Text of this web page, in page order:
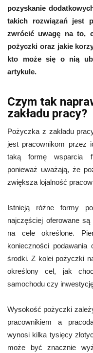
pozyskanie
takich rozwiązań jest
zwrócić uwagę na to,
pożyczki oraz jakie
kto może się o nią
artykule.
Czym tak
zakładu pracy?
Pożyczka z zakładu
jest pracownikom przez
taką formę wsparcia
ponieważ uważają, że
zwiększa lojalność
Istnieją różne formy
najczęściej oferowane
na cele określone.
konieczności
środki. Z kolei pożyczki
określony cel, jak
samochodu czy
Wysokość pożyczki
pracownikiem a
wynosi kilka tysięcy
może być znacznie